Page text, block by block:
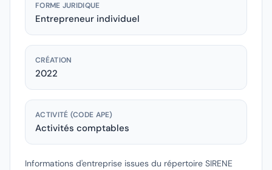
FORME JURIDIQUE
Entrepreneur individuel
CRÉATION
2022
ACTIVITÉ (CODE APE)
Activités comptables
Informations d'entreprise issues du répertoire SIRENE